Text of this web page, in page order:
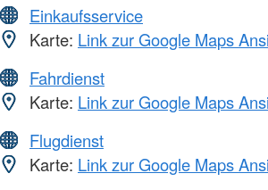
Einkaufsservice
Karte: Link zur Google Maps
Fahrdienst
Karte: Link zur Google Maps
Flugdienst
Karte: Link zur Google Maps